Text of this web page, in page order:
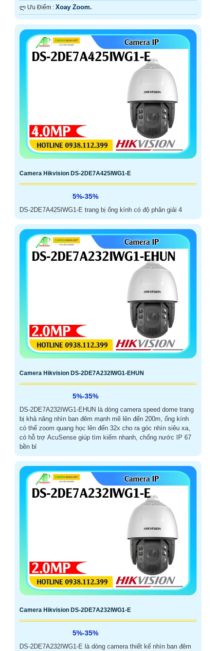
️ლ Ưu Điểm : Xoay Zoom.
Camera Hikvision DS-2DE7A425IWG1-E
5%-35%
DS-2DE7A425IWG1-E trang bị ống kính có độ phân giải 4
Camera Hikvision DS-2DE7A232IWG1-EHUN
5%-35%
DS-2DE7A232IWG1-EHUN là dòng camera speed dome trang
bị khả năng nhìn ban đêm mạnh mẽ lên đến 200m, ống kính
có thể zoom quang học lên đến 32x cho ra góc nhìn siêu xa,
có hỗ trợ AcuSense giúp tìm kiếm nhanh, chống nước IP 67
bền bỉ
Camera Hikvision DS-2DE7A232IWG1-E
5%-35%
DS-2DE7A232IWG1-E là dòng camera thiết kế nhìn ban đêm